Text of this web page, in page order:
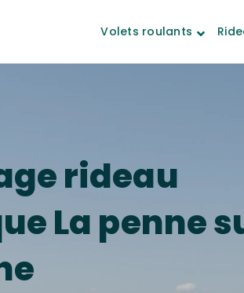
Volets roulants
rideau
La penne